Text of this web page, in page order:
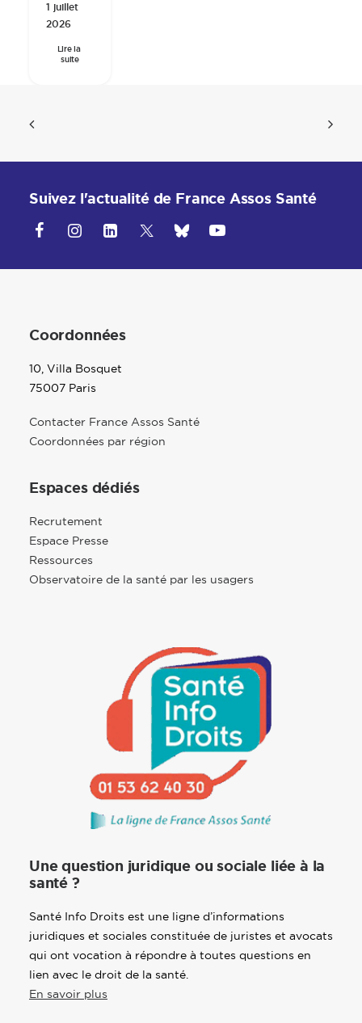
1 juillet
2026
Lire la
suite
Suivez l'actualité de France Assos Santé
Coordonnées
10, Villa Bosquet
75007 Paris
Contacter France Assos Santé
Coordonnées par région
Espaces dédiés
Recrutement
Espace Presse
Ressources
Observatoire de la santé par les usagers
Une question juridique ou sociale liée à la
santé ?
Santé Info Droits est une ligne d’informations
juridiques et sociales constituée de juristes et avocats
qui ont vocation à répondre à toutes questions en
lien avec le droit de la santé.
En savoir plus